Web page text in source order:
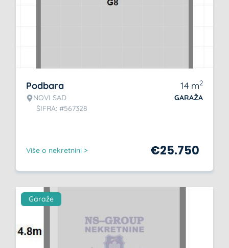
Podbara
NOVI SAD
ŠIFRA: #567328
14 m2
GARAŽA
Više o nekretnini > €25.750
Garaže